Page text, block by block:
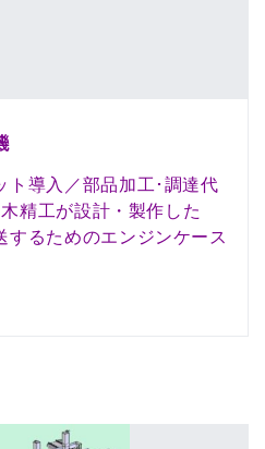
ト導入／部品加工･調達代
精工が設計・製作した
するためのエンジンケース